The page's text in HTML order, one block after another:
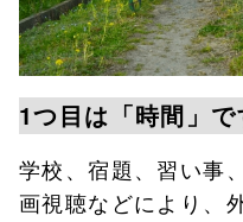
1つ目は「時間」で
学校、宿題、習い事
画視聴などにより、